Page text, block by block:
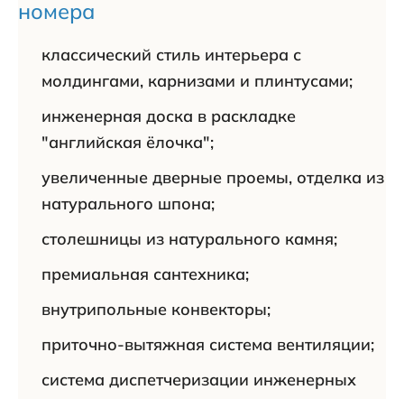
номера
классический стиль интерьера с
молдингами, карнизами и плинтусами;
инженерная доска в раскладке
"английская ёлочка";
увеличенные дверные проемы, отделка из
натурального шпона;
столешницы из натурального камня;
премиальная сантехника;
внутрипольные конвекторы;
приточно-вытяжная система вентиляции;
система диспетчеризации инженерных